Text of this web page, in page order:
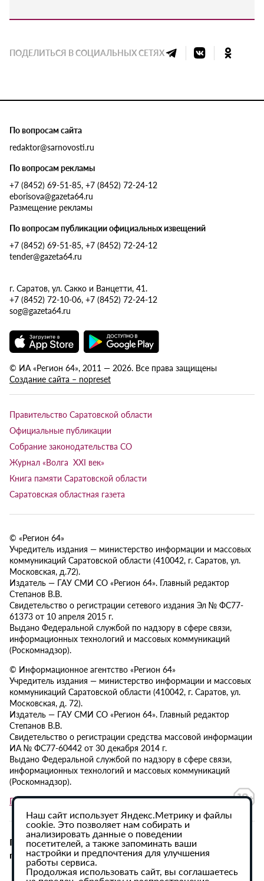
ПОДЕЛИТЬСЯ В СОЦИАЛЬНЫХ СЕТЯХ
По вопросам сайта
redaktor@sarnovosti.ru
По вопросам рекламы
+7 (8452) 69-51-85, +7 (8452) 72-24-12
eborisova@gazeta64.ru
Размещение рекламы
По вопросам публикации официальных извещений
+7 (8452) 69-51-85, +7 (8452) 72-24-12
tender@gazeta64.ru
г. Саратов, ул. Сакко и Ванцетти, 41.
+7 (8452) 72-10-06, +7 (8452) 72-24-12
sog@gazeta64.ru
© ИА «Регион 64», 2011 — 2026. Все права защищены
Создание сайта – nopreset
Правительство Саратовской области
Официальные публикации
Собрание законодательства СО
Журнал «Волга XXI век»
Книга памяти Саратовской области
Саратовская областная газета
© «Регион 64»
Учредитель издания — министерство информации и массовых
коммуникаций Саратовской области (410042, г. Саратов, ул.
Московская, д.72).
Издатель — ГАУ СМИ СО «Регион 64». Главный редактор
Степанов В.В.
Свидетельство о регистрации сетевого издания Эл № ФС77-
61373 от 10 апреля 2015 г.
Выдано Федеральной службой по надзору в сфере связи,
информационных технологий и массовых коммуникаций
(Роскомнадзор).
© Информационное агентство «Регион 64»
Учредитель издания — министерство информации и массовых
коммуникаций Саратовской области (410042, г. Саратов, ул.
Московская, д. 72).
Издатель — ГАУ СМИ СО «Регион 64». Главный редактор
Степанов В.В.
Свидетельство о регистрации средства массовой информации
ИА № ФС77-60442 от 30 декабря 2014 г.
Выдано Федеральной службой по надзору в сфере связи,
информационных технологий и массовых коммуникаций
(Роскомнадзор).
Политика в отношении обработки персональных данных
При использовании материалов сайта активная
гиперссылка на ИА «Регион 64» обязательна.
Наш сайт использует Яндекс.Метрику и файлы
cookie. Это позволяет нам собирать и
анализировать данные о поведении
посетителей, а также запоминать ваши
настройки и предпочтения для улучшения
работы сервиса.
Продолжая использовать сайт, вы соглашаетесь